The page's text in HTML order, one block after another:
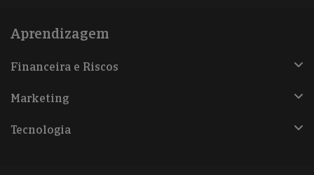
Aprendizagem
Financeira e Riscos
Marketing
Tecnologia